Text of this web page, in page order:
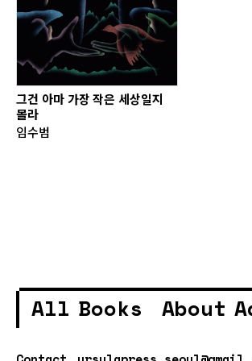
그건 아마 가장 작은 세상일지
몰라
임수범
All Books About